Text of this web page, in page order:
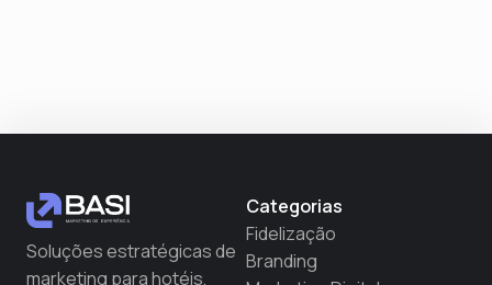
Soluções estratégicas de
marketing para hotéis,
Categorias
Fidelização
Branding